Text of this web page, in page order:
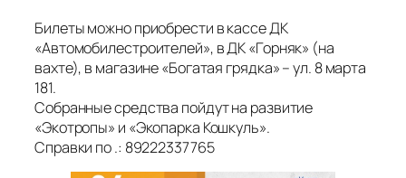
Билеты можно приобрести в кассе ДК
«Автомобилестроителей», в ДК «Горняк» (на
вахте), в магазине «Богатая грядка» – ул. 8 марта
181.
Собранные средства пойдут на развитие
«Экотропы» и «Экопарка Кошкуль».
Справки по .: 89222337765